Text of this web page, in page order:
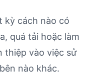
kỳ cách nào có
quá tải hoặc làm
thiệp vào việc sử
nào khác.